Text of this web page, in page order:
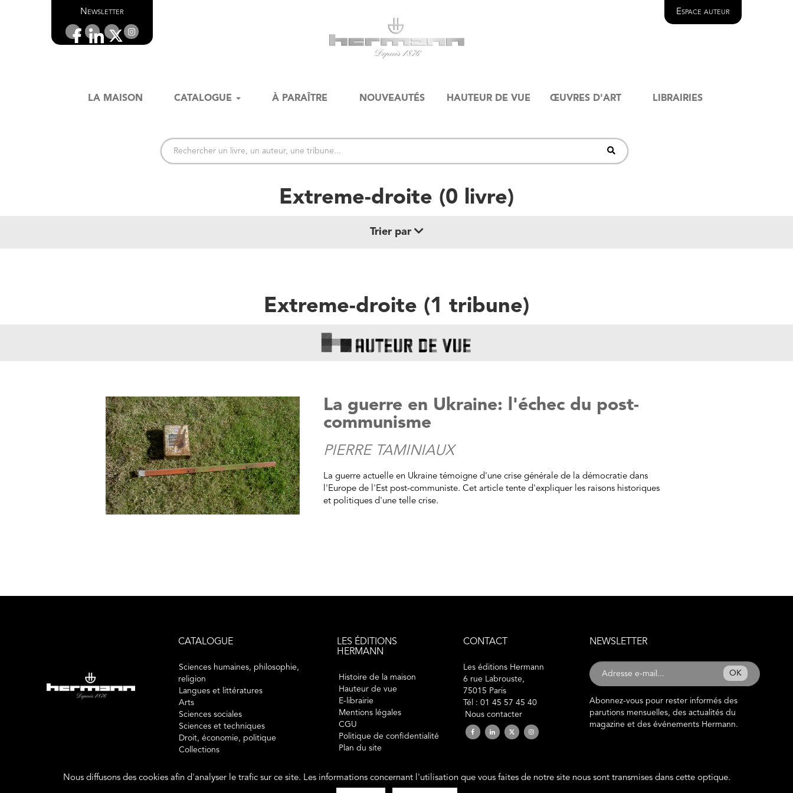
Newsletter Espace auteur
LA MAISON CATALOGUE À PARAÎTRE NOUVEAUTÉS HAUTEUR DE VUE ŒUVRES D'ART LIBRAIRIES
Extreme-droite (0 livre)
Trier par
Auteur
Thématique
Extreme-droite (1 tribune)
La guerre en Ukraine: l'échec du post-
communisme
PIERRE TAMINIAUX
La guerre actuelle en Ukraine témoigne d'une crise générale de la démocratie dans
l'Europe de l'Est post-communiste. Cet article tente d'expliquer les raisons historiques
et politiques d'une telle crise.
CATALOGUE
Sciences humaines, philosophie,
religion
Langues et littératures
Arts
Sciences sociales
Sciences et techniques
Droit, économie, politique
Collections
LES ÉDITIONS
HERMANN
Histoire de la maison
Hauteur de vue
E-librairie
Mentions légales
CGU
Politique de confidentialité
Plan du site
CONTACT
Les éditions Hermann
6 rue Labrouste,
75015 Paris
Tél : 01 45 57 45 40
Nous contacter
NEWSLETTER
OK
Abonnez-vous pour rester informés des
parutions mensuelles, des actualités du
magazine et des événements Hermann.
2019 © éditions Hermann. Tous droits réservés.
Nous diffusons des cookies afin d'analyser le trafic sur ce site. Les informations concernant l'utilisation que vous faites de notre site nous sont transmises dans cette optique.